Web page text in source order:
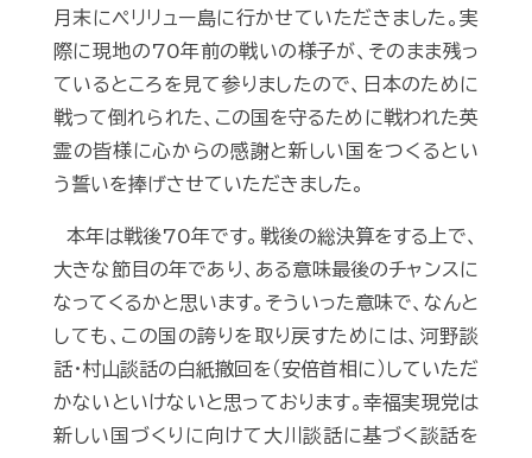
月末にペリリュー島に行かせていただきました。実
際に現地の70年前の戦いの様子が、そのまま残っ
ているところを見て参りましたので、日本のために
戦って倒れられた、この国を守るために戦われた英
霊の皆様に心からの感謝と新しい国をつくるとい
う誓いを捧げさせていただきました。
本年は戦後70年です。戦後の総決算をする上で、
大きな節目の年であり、ある意味最後のチャンスに
なってくるかと思います。そういった意味で、なんと
しても、この国の誇りを取り戻すためには、河野談
話・村山談話の白紙撤回を（安倍首相に）していただ
かないといけないと思っております。幸福実現党は
新しい国づくりに向けて大川談話に基づく談話を